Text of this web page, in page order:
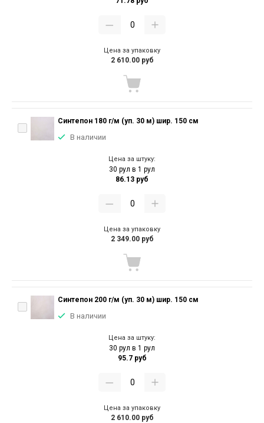
Цена за упаковку
2 610.00 руб
Синтепон 180 г/м (уп. 30 м) шир. 150 см
В наличии
Цена за штуку:
30 рул в 1 рул
86.13 руб
Цена за упаковку
2 349.00 руб
Синтепон 200 г/м (уп. 30 м) шир. 150 см
В наличии
Цена за штуку:
30 рул в 1 рул
95.7 руб
Цена за упаковку
2 610.00 руб